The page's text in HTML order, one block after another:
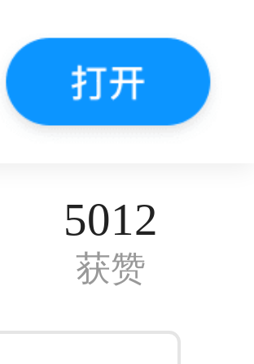
5012
获赞